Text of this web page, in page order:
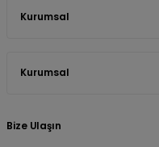
Kurumsal
Kurumsal
Bize Ulaşın